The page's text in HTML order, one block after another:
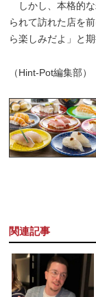
しかし、本格的
られて訪れた店を
ら楽しみだよ」と
（Hint-Pot編集部）
関連記事